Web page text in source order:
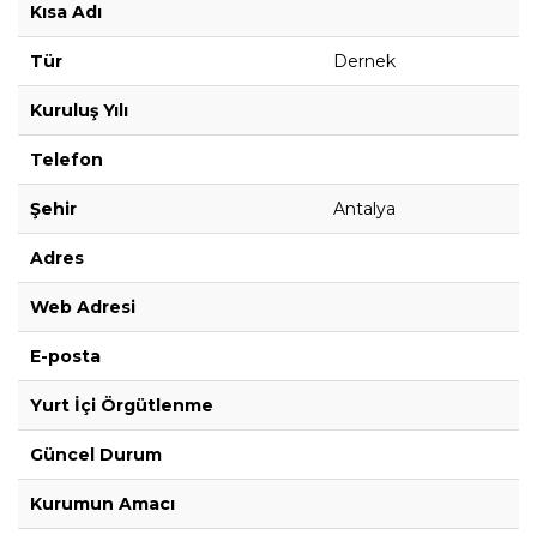
Kısa Adı
Tür Dernek
Kuruluş Yılı
Telefon
Şehir Antalya
Adres
Web Adresi
E-posta
Yurt İçi Örgütlenme
Güncel Durum
Kurumun Amacı